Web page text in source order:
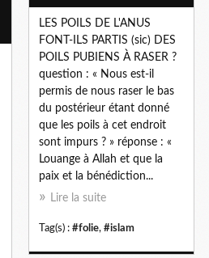
LES POILS DE L'ANUS
FONT-ILS PARTIS (sic) DES
POILS PUBIENS À RASER ?
question : « Nous est-il
permis de nous raser le bas
du postérieur étant donné
que les poils à cet endroit
sont impurs ? » réponse : «
Louange à Allah et que la
paix et la bénédiction...
Lire la suite
Tag(s) : #folie, #islam